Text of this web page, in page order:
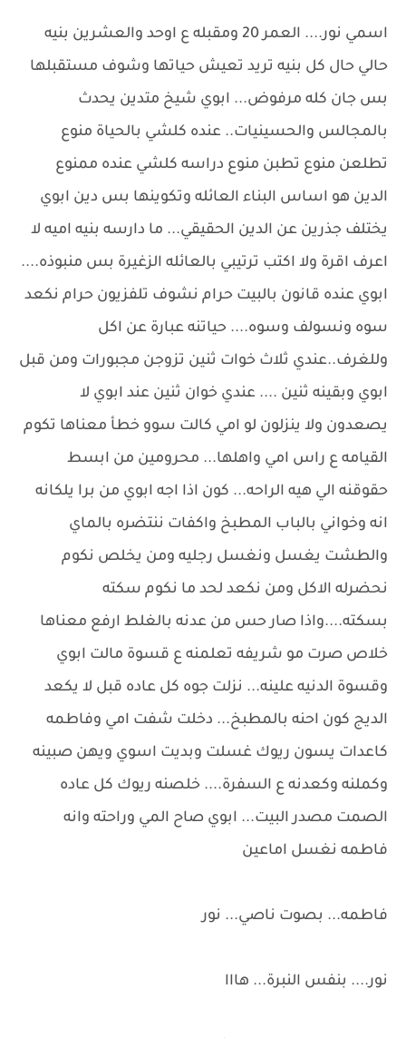
اسمي نور.... العمر 20 ومقبله ع اوحد والعشرين بنيه
حالي حال كل بنيه تريد تعيش حياتها وشوف مستقبلها
بس جان كله مرفوض... ابوي شيخ متدين يحدث
بالمجالس والحسينيات.. عنده كلشي بالحياة منوع
تطلعن منوع تطبن منوع دراسه كلشي عنده ممنوع
الدين هو اساس البناء العائله وتكوينها بس دين ابوي
يختلف جذرين عن الدين الحقيقي... ما دارسه بنيه اميه لا
اعرف اقرة ولا اكتب ترتيبي بالعائله الزغيرة بس منبوذه....
ابوي عنده قانون بالبيت حرام نشوف تلفزيون حرام نكعد
سوه ونسولف وسوه.... حياتنه عبارة عن اكل
وللغرف..عندي ثلاث خوات ثنين تزوجن مجبورات ومن قبل
ابوي وبقينه ثنين .... عندي خوان ثنين عند ابوي لا
يصعدون ولا ينزلون لو امي كالت سوو خطأ معناها تكوم
القيامه ع راس امي واهلها... محرومين من ابسط
حقوقنه الي هيه الراحه... كون اذا اجه ابوي من برا يلكانه
انه وخواني بالباب المطبخ واكفات ننتضره بالماي
والطشت يغسل ونغسل رجليه ومن يخلص نكوم
نحضرله الاكل ومن نكعد لحد ما نكوم سكته
بسكته....واذا صار حس من عدنه بالغلط ارفع معناها
خلاص صرت مو شريفه تعلمنه ع قسوة مالت ابوي
وقسوة الدنيه علينه... نزلت جوه كل عاده قبل لا يكعد
الديج كون احنه بالمطبخ... دخلت شفت امي وفاطمه
كاعدات يسون ريوك غسلت وبديت اسوي ويهن صبينه
وكملنه وكعدنه ع السفرة.... خلصنه ريوك كل عاده
الصمت مصدر البيت... ابوي صاح المي وراحته وانه
فاطمه نغسل اماعين
فاطمه... بصوت ناصي... نور
نور.... بنفس النبرة... هااا